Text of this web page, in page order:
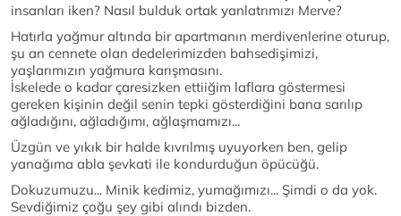
insanları iken? Nasıl bulduk ortak yanlatrımızı Merve?
Hatırla yağmur altında bir apartmanın merdivenlerine oturup,
şu an cennete olan dedelerimizden bahsedişimizi,
yaşlarımızın yağmura karışmasını.
İskelede o kadar çaresizken ettiiğim laflara göstermesi
gereken kişinin değil senin tepki gösterdiğini bana sarılıp
ağladığını, ağladığımı, ağlaşmamızı...
Üzgün ve yıkık bir halde kıvrılmış uyuyorken ben, gelip
yanağıma abla şevkati ile kondurduğun öpücüğü.
Dokuzumuzu... Minik kedimiz, yumağımızı... Şimdi o da yok.
Sevdiğimiz çoğu şey gibi alındı bizden.